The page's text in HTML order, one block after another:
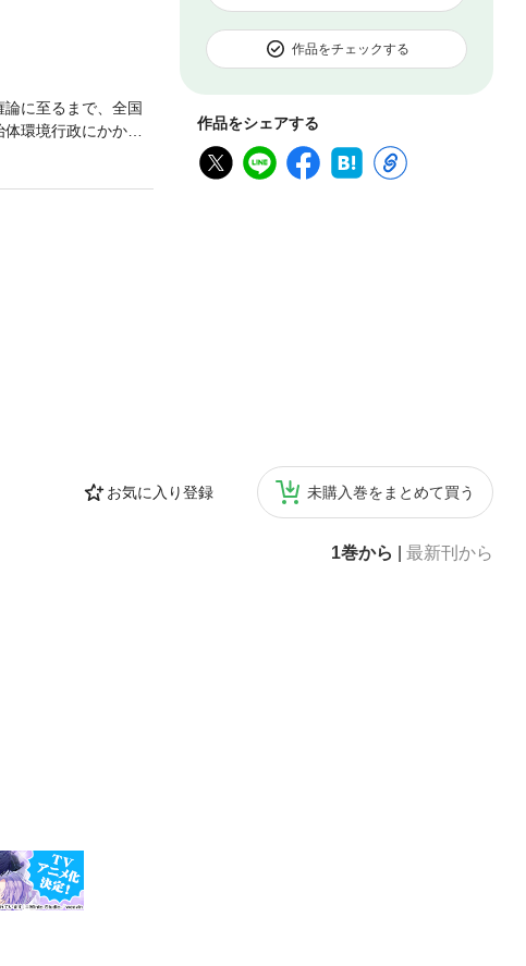
作品をチェックする
作品をシェアする
お気に入り登録 未購入巻をまとめて買う
1巻から 最新刊から
に至るまで、全国
環境行政にかかわ